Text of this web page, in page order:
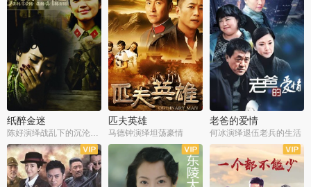
纸醉金迷 匹夫英雄
马德钟演绎坦荡豪情
老爸的爱情
何冰演绎退伍老兵的生活
全40集
全33集 全36集